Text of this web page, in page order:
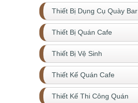
Thiết Bị Dụng Cụ Quày Bar
Thiết Bị Quán Cafe
Thiết Bị Vệ Sinh
Thiết Kế Quán Cafe
Thiết Kế Thi Công Quán